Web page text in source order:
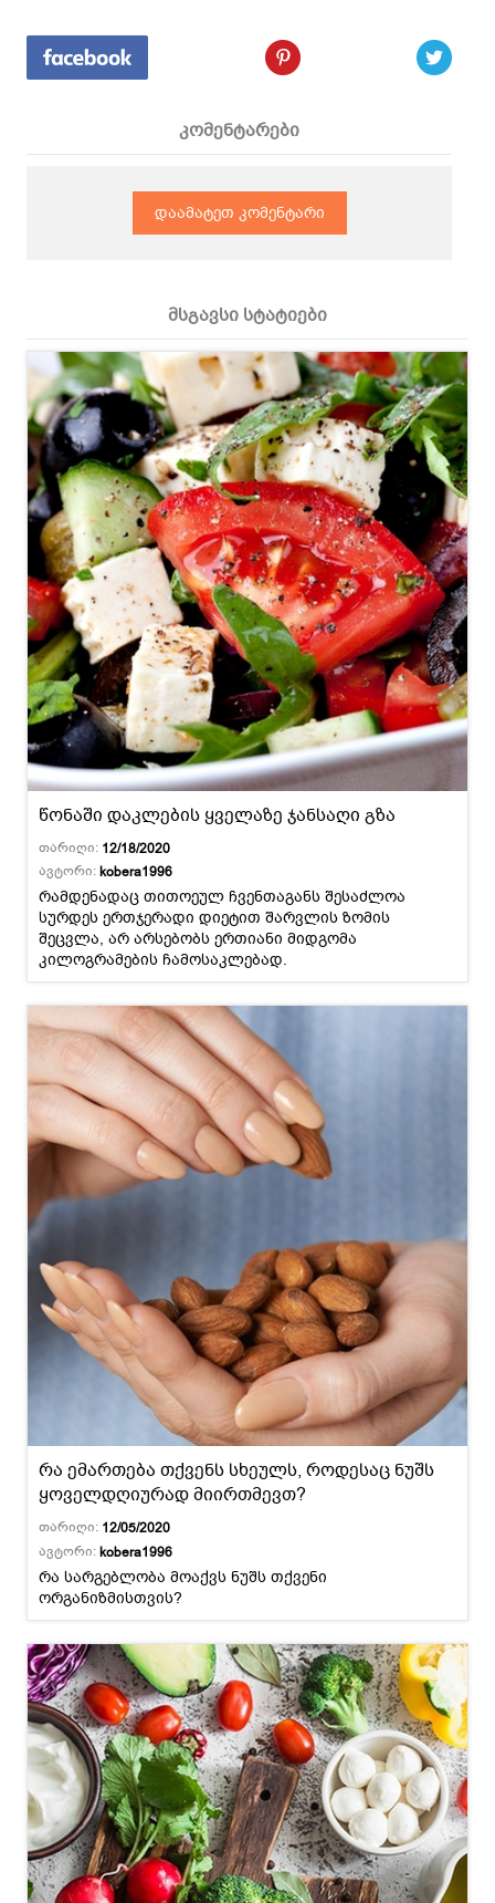
კომენტარები
დაამატეთ კომენტარი
მსგავსი სტატიები
წონაში დაკლების ყველაზე ჯანსაღი გზა
თარიღი: 12/18/2020
ავტორი:kobera1996
რამდენადაც თითოეულ ჩვენთაგანს შესაძლოა
სურდეს ერთჯერადი დიეტით შარვლის ზომის
შეცვლა, არ არსებობს ერთიანი მიდგომა
კილოგრამების ჩამოსაკლებად.
რა ემართება თქვენს სხეულს, როდესაც ნუშს
ყოველდღიურად მიირთმევთ?
თარიღი: 12/05/2020
ავტორი:kobera1996
რა სარგებლობა მოაქვს ნუშს თქვენი
ორგანიზმისთვის?